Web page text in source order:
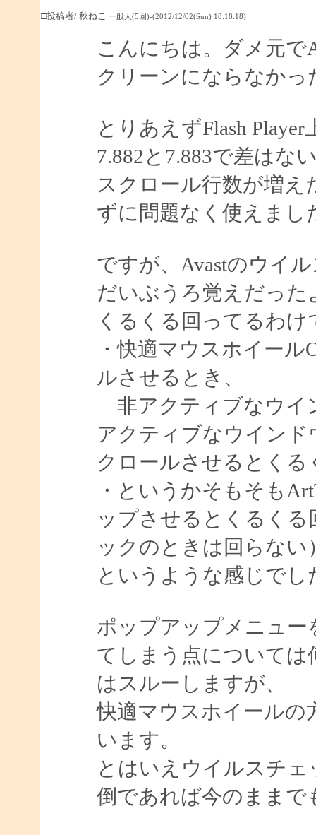
□投稿者/ 秋ねこ 一般人(5回)-(2012/12/02(Sun) 18:18:18)
こんにちは。ダメ元で
クリーンにならなか
とりあえずFlash
7.882と7.883で差はな
スクロール行数が増
ずに問題なく使えまし
ですが、Avastのウイ
だいぶうろ覚えだっ
くるくる回ってるわ
・快適マウスホイー
ルさせるとき、
非アクティブなウイ
アクティブなウイン
クロールさせるとくる
・というかそもそも
ップさせるとくるく
ックのときは回らない
というような感じでし
ポップアップメニュ
てしまう点については
はスルーしますが、
快適マウスホイールの
います。
とはいえウイルスチ
倒であれば今のままで